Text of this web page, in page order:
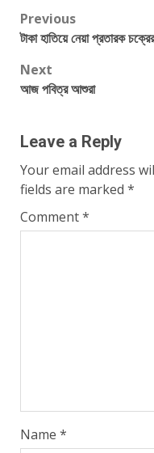
Post
navigation
Previous
টাকা হাতিয়ে নেয়া প্রতারক
Next
আজ পবিত্র আশুরা
Leave a Reply
Your email address
fields are marked *
Comment*
Name *